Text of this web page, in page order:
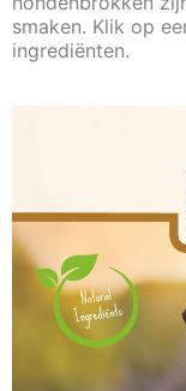
smaken. Klik op
ingrediënten.